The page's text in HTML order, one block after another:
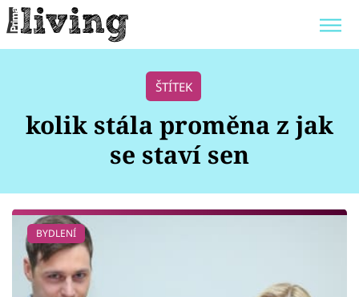
POKOJOVÉ KVĚTINY
ZAHRADA
Bydlení
Zahrada
ŠTÍTEK
kolik stála proměna z jak
se staví sen
BYDLENÍ